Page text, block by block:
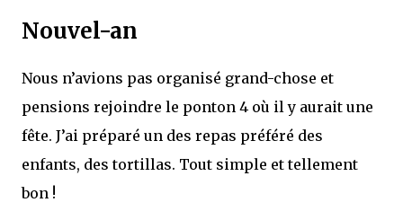
Nouvel-an
Nous n’avions pas organisé grand-chose et
pensions rejoindre le ponton 4 où il y aurait une
fête. J’ai préparé un des repas préféré des
enfants, des tortillas. Tout simple et tellement
bon !